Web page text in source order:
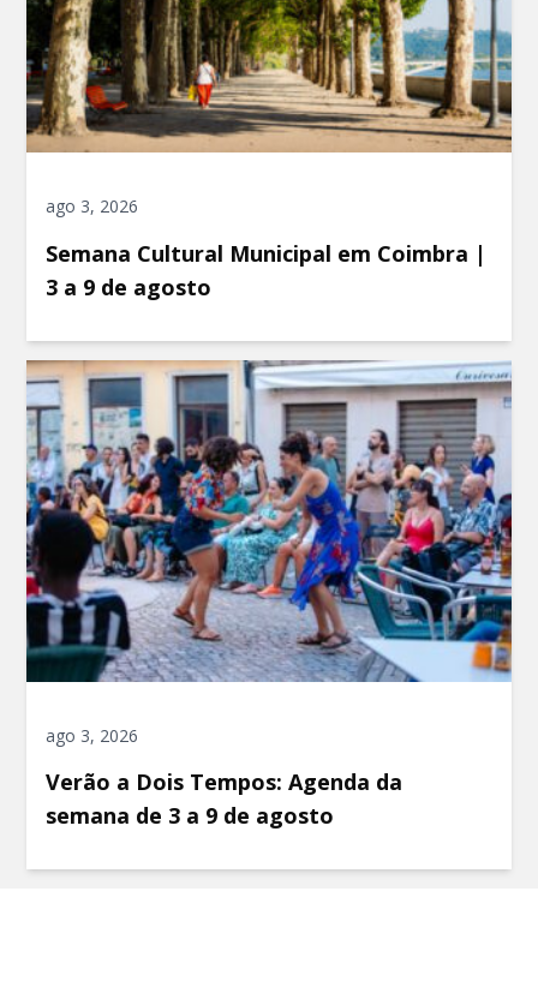
ago 3, 2026
Semana Cultural Municipal em Coimbra |
3 a 9 de agosto
ago 3, 2026
Verão a Dois Tempos: Agenda da
semana de 3 a 9 de agosto